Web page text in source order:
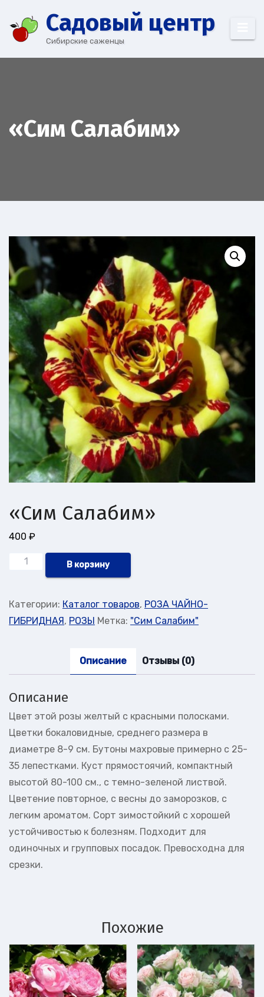
содержимому
Cадовый центр
Сибирские саженцы
«Сим Салабим»
«Сим Салабим»
400 ₽
Количество
Салабим"
В корзину
Категории: Каталог товаров, РОЗА ЧАЙНО-
ГИБРИДНАЯ, РОЗЫ Метка: "Сим Салабим"
Описание Отзывы (0)
Описание
Цвет этой розы желтый с красными полосками.
Цветки бокаловидные, среднего размера в
диаметре 8-9 см. Бутоны махровые примерно с 25-
35 лепестками. Куст прямостоячий, компактный
высотой 80-100 см., с темно-зеленой листвой.
Цветение повторное, с весны до заморозков, с
легким ароматом. Сорт зимостойкий с хорошей
устойчивостью к болезням. Подходит для
одиночных и групповых посадок. Превосходна для
срезки.
Похожие